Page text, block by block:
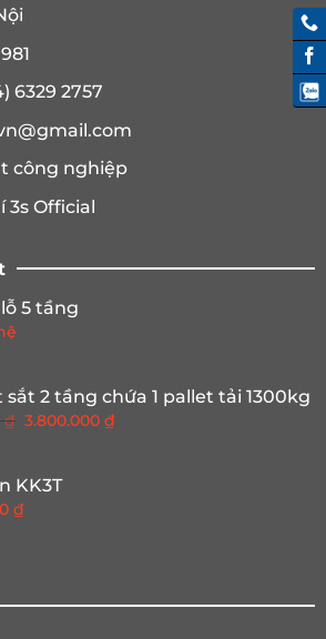
6329 2757
công nghiệp
3s Official
5 tầng
sắt 2 tầng chứa 1 pallet tải 1300kg
₫ Giá
8.800.000 ₫.
3.800.000₫Giá
KK3T
₫